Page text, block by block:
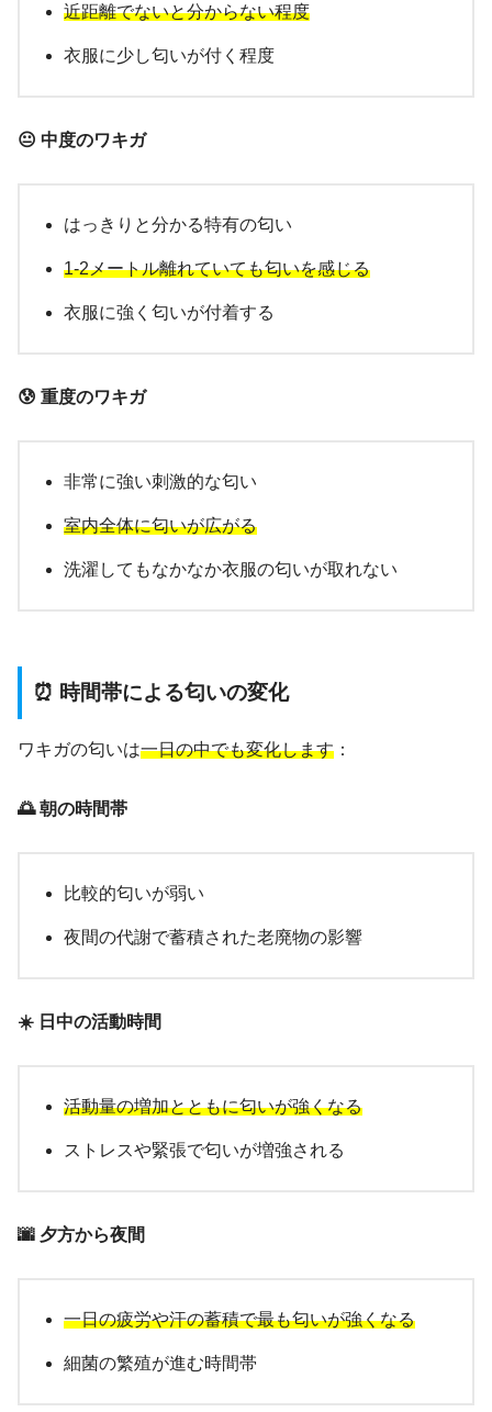
近距離でないと分からない程度
衣服に少し匂いが付く程度
😐 中度のワキガ
はっきりと分かる特有の匂い
1-2メートル離れていても匂いを感じる
衣服に強く匂いが付着する
😰 重度のワキガ
非常に強い刺激的な匂い
室内全体に匂いが広がる
洗濯してもなかなか衣服の匂いが取れない
⏰ 時間帯による匂いの変化
ワキガの匂いは一日の中でも変化します ：
🌅 朝の時間帯
比較的匂いが弱い
夜間の代謝で蓄積された老廃物の影響
☀️ 日中の活動時間
活動量の増加とともに匂いが強くなる
ストレスや緊張で匂いが増強される
🌆 夕方から夜間
一日の疲労や汗の蓄積で最も匂いが強くなる
細菌の繁殖が進む時間帯